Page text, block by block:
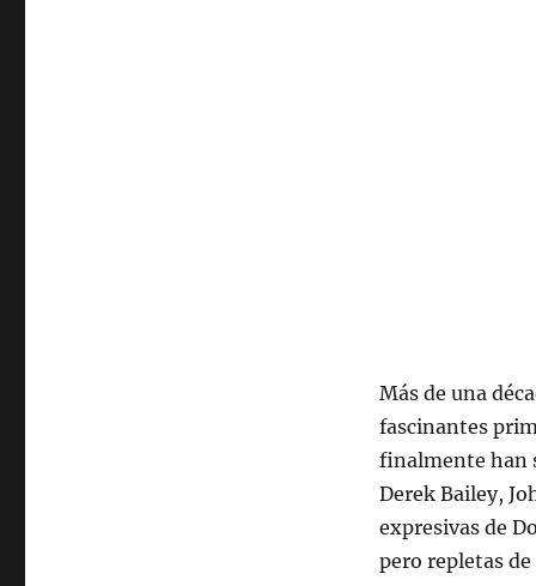
Más de una
fascinantes
finalmente han
Derek Bailey,
expresivas de
pero repletas